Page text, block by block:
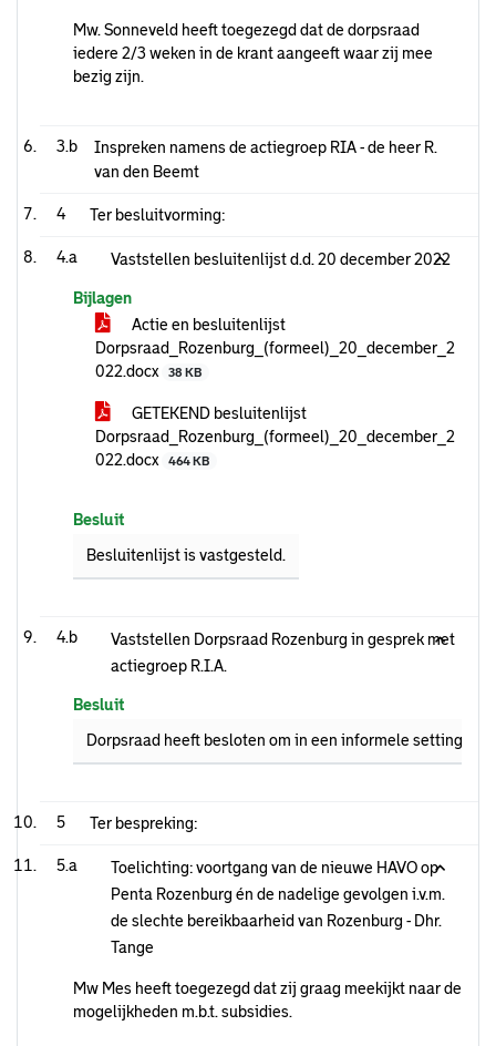
Mw. Sonneveld heeft toegezegd dat de dorpsraad
iedere 2/3 weken in de krant aangeeft waar zij mee
bezig zijn.
3.b
Inspreken namens de actiegroep RIA - de heer R.
van den Beemt
4 Ter besluitvorming:
4.a Vaststellen besluitenlijst d.d. 20 december 2022
Bijlagen
Actie en besluitenlijst
Dorpsraad_Rozenburg_(formeel)_20_december_2
022.docx
38 KB
GETEKEND besluitenlijst
Dorpsraad_Rozenburg_(formeel)_20_december_2
022.docx
464 KB
Besluit
Besluitenlijst is vastgesteld.
4.b
Vaststellen Dorpsraad Rozenburg in gesprek met
actiegroep R.I.A.
Besluit
Dorpsraad heeft besloten om in een informele setting in
5 Ter bespreking:
5.a
Toelichting: voortgang van de nieuwe HAVO op
Penta Rozenburg én de nadelige gevolgen i.v.m.
de slechte bereikbaarheid van Rozenburg - Dhr.
Tange
Mw Mes heeft toegezegd dat zij graag meekijkt naar de
mogelijkheden m.b.t. subsidies.